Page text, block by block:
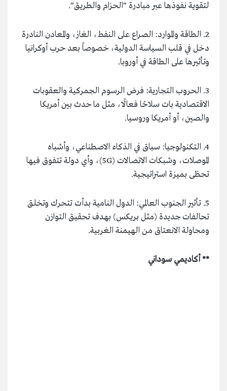
لتقوية نفوذها عبر مبادرة "الحزام والطريق".
2. الطاقة والموارد: الصراع على النفط، الغاز، والمعادن النادرة
دخل في قلب السياسة الدولية، خصوصاً بعد حرب أوكرانيا
وتأثيرها على الطاقة في أوروبا.
3. الحروب التجارية: فرض الرسوم الجمركية والعقوبات
الاقتصادية بات سلاحًا فعالًا، مثل ما حدث بين أمريكا
والصين، أو أمريكا وروسيا.
4. التكنولوجيا: سباق في الذكاء الاصطناعي، وأشباه
الموصلات، وشبكات الاتصالات (5G)، وأي دولة تتفوق فيها
تحظى بميزة استراتيجية.
5. تأثير الجنوب العالمي: الدول النامية بدأت تتحرك وتخلق
تحالفات جديدة (مثل بريكس) بهدف تحقيق التوازن
ومحاولة الانعتاق من الهيمنة الغربية.
** أكاديمي سوداني